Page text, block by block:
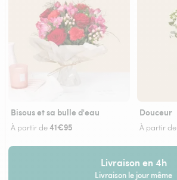
Bisous et sa bulle d'eau
À partir de41€95
Douceur
À partir de
Livraison en 4h
Livraison le jour même